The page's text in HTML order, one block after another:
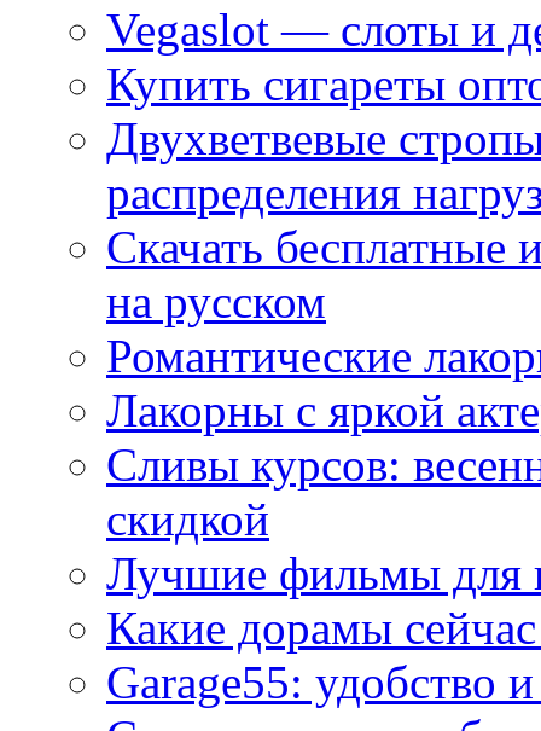
Vegaslot — слоты и
Купить сигареты
Двухветвевые
распределения
Скачать
на русском
Романтические
Лакорны с яркой
Сливы курсов:
скидкой
Лучшие фильмы для
Какие дорамы
Garage55: удобство